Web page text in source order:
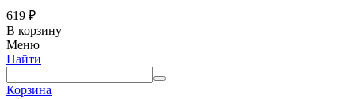
619 ₽
В корзину
Меню
Найти
Корзина